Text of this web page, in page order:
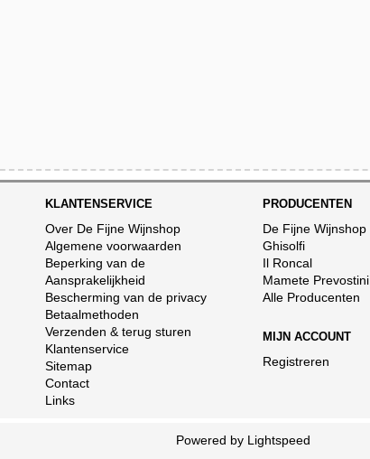
KLANTENSERVICE
Over De Fijne Wijnshop
Algemene voorwaarden
Beperking van de
Aansprakelijkheid
Bescherming van de privacy
Betaalmethoden
Verzenden & terug sturen
Klantenservice
Sitemap
Contact
Links
PRODUCENTEN
De Fijne Wijnshop
Ghisolfi
Il Roncal
Mamete Prevostini
Alle Producenten
MIJN ACCOUNT
Registreren
Powered by Lightspeed